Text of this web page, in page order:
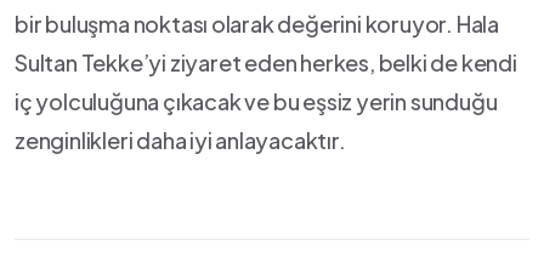
bir buluşma noktası ⁢olarak değerini‍ koruyor. Hala
Sultan Tekke’yi ziyaret eden‍ herkes, belki de kendi
iç ‌yolculuğuna çıkacak ve ‍bu eşsiz yerin sunduğu
zenginlikleri​ daha‌ iyi ⁢anlayacaktır.